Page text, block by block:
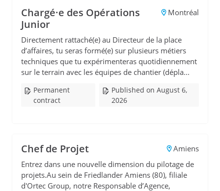
Chargé·e des Opérations
Junior
Montréal
Directement rattaché(e) au Directeur de la place
d’affaires, tu seras formé(e) sur plusieurs métiers
techniques que tu expérimenteras quotidiennement
sur le terrain avec les équipes de chantier (dépla...
Permanent
contract
Published on August 6,
2026
Chef de Projet
Amiens
Entrez dans une nouvelle dimension du pilotage de
projets.Au sein de Friedlander Amiens (80), filiale
d'Ortec Group, notre Responsable d’Agence,